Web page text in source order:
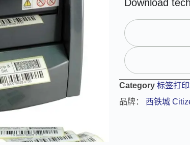
t
v
Download
Category 标签打
品牌： 西铁城